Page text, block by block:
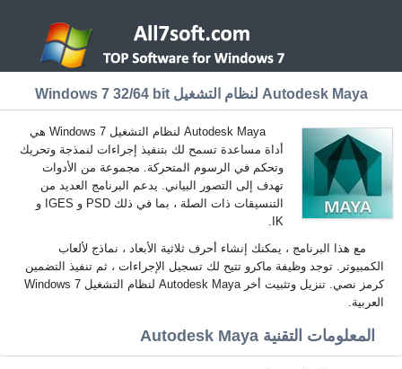
Autodesk Maya لنظام التشغيل Windows 7 32/64 bit
Autodesk Maya لنظام التشغيل Windows 7 هي
أداة مساعدة تسمح لك بتنفيذ إجراءات لنمذجة وتحريك
وتحكم في الرسوم المتحركة. مجموعة من الأدوات
تهدف إلى التصور البياني. يدعم البرنامج العديد من
التنسيقات ذات الصلة ، بما في ذلك PSD و IGES و
IK.
مع هذا البرنامج ، يمكنك إنشاء أحرف ثلاثية الأبعاد ، نماذج لألعاب
الكمبيوتر. توجد وظيفة ماكرو تتيح لك تسجيل الإجراءات ، ثم تنفيذ التضمين
كرمز نصي. تنزيل وتثبيت أخر Autodesk Maya لنظام التشغيل Windows 7
العربية.
المعلومات التقنية Autodesk Maya